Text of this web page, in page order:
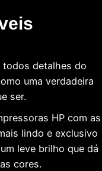
todos detalhes do
uma verdadeira
ser.
HP com as
lindo e exclusivo
leve brilho que dá
cores.